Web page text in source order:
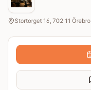
Stortorget 16, 702 11 Örebro